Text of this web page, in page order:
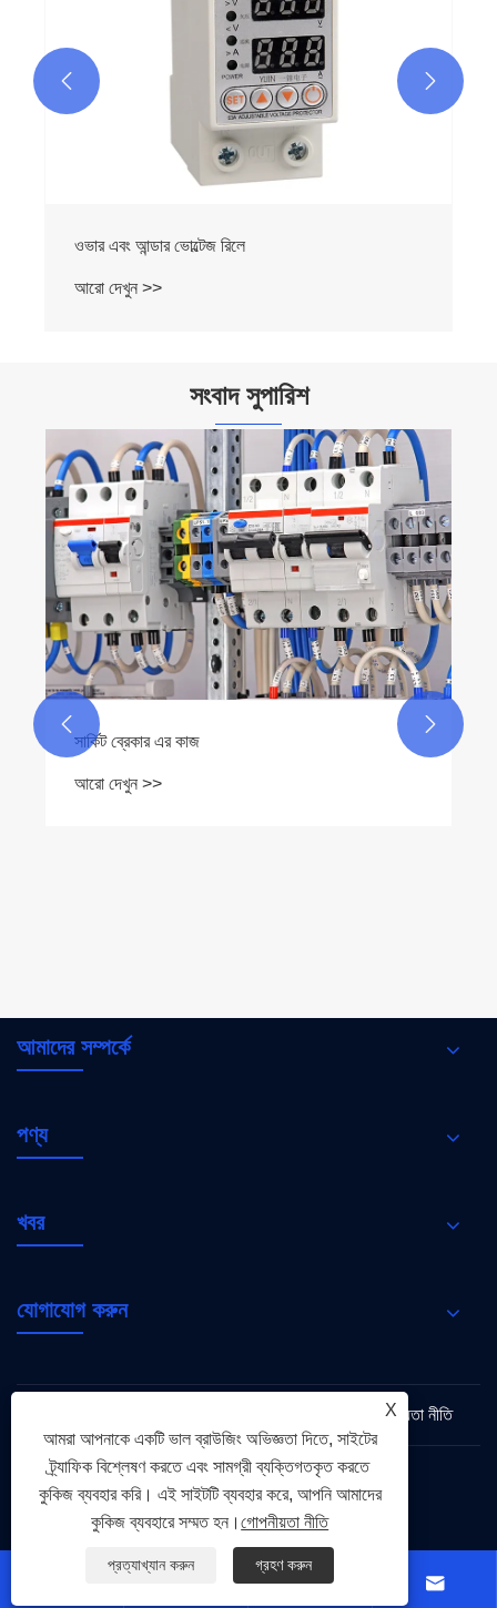
ওভার এবং আন্ডার ভোল্টেজ রিলে
আরো দেখুন >>
 
সংবাদ সুপারিশ
সার্কিট ব্রেকার এর কাজ
আরো দেখুন >>
 
আমাদের সম্পর্কে
পণ্য
খবর
যোগাযোগ করুন
গোপনীয়তা নীতি
কপিরাইট © 2026 হলি ফ্লেম গ্রুপ সর্বস্বত্ব সংরক্ষিত।
 
X
আমরা আপনাকে একটি ভাল ব্রাউজিং অভিজ্ঞতা দিতে, সাইটের
ট্র্যাফিক বিশ্লেষণ করতে এবং সামগ্রী ব্যক্তিগতকৃত করতে
কুকিজ ব্যবহার করি। এই সাইটটি ব্যবহার করে, আপনি আমাদের
কুকিজ ব্যবহারে সম্মত হন।গোপনীয়তা নীতি
প্রত্যাখ্যান করুন গ্রহণ করুন